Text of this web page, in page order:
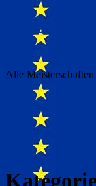
Zum Inhalt springen
Alle